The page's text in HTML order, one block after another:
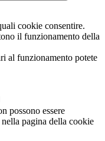
cookie consentire.
il funzionamento della
al funzionamento potete
possono essere
pagina della cookie